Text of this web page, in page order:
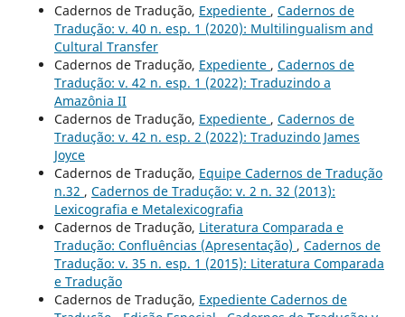
Cadernos de Tradução, Expediente , Cadernos de
Tradução: v. 40 n. esp. 1 (2020): Multilingualism and
Cultural Transfer
Cadernos de Tradução, Expediente , Cadernos de
Tradução: v. 42 n. esp. 1 (2022): Traduzindo a
Amazônia II
Cadernos de Tradução, Expediente , Cadernos de
Tradução: v. 42 n. esp. 2 (2022): Traduzindo James
Joyce
Cadernos de Tradução, Equipe Cadernos de Tradução
n.32 , Cadernos de Tradução: v. 2 n. 32 (2013):
Lexicografia e Metalexicografia
Cadernos de Tradução, Literatura Comparada e
Tradução: Confluências (Apresentação) , Cadernos de
Tradução: v. 35 n. esp. 1 (2015): Literatura Comparada
e Tradução
Cadernos de Tradução, Expediente Cadernos de